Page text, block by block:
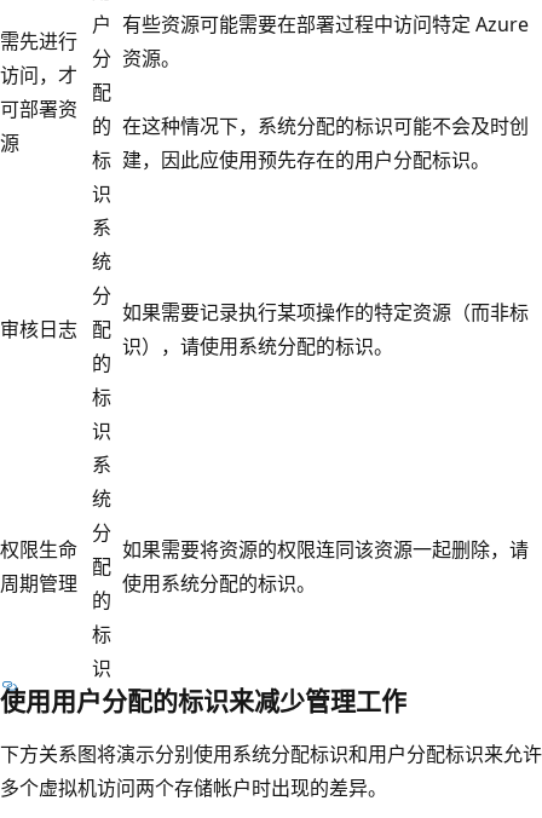
需先进行
访问，才
可部署资
源
户
分
配
的
标
识
有些资源可能需要在部署过程中访问特定 Azure
资源。
在这种情况下，系统分配的标识可能不会及时创
建，因此应使用预先存在的用户分配标识。
审核日志
系
统
分
配
的
标
识
如果需要记录执行某项操作的特定资源（而非标
识），请使用系统分配的标识。
权限生命
周期管理
系
统
分
配
的
标
识
如果需要将资源的权限连同该资源一起删除，请
使用系统分配的标识。
使用用户分配的标识来减少管理工作
下方关系图将演示分别使用系统分配标识和用户分配标识来允许
多个虚拟机访问两个存储帐户时出现的差异。